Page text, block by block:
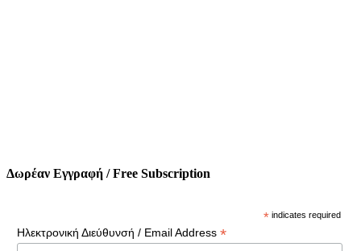
Δωρέαν Εγγραφή / Free Subscription
* indicates required
Ηλεκτρονική Διεύθυνσή / Email Address *